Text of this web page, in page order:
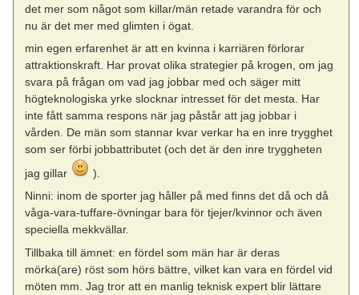
det mer som något som killar/män retade varandra för och
nu är det mer med glimten i ögat.
min egen erfarenhet är att en kvinna i karriären förlorar
attraktionskraft. Har provat olika strategier på krogen, om jag
svara på frågan om vad jag jobbar med och säger mitt
högteknologiska yrke slocknar intresset för det mesta. Har
inte fått samma respons när jag påstår att jag jobbar i
vården. De män som stannar kvar verkar ha en inre trygghet
som ser förbi jobbattributet (och det är den inre tryggheten
jag gillar
).
Ninni: inom de sporter jag håller på med finns det då och då
våga-vara-tuffare-övningar bara för tjejer/kvinnor och även
speciella mekkvällar.
Tillbaka till ämnet: en fördel som män har är deras
mörka(are) röst som hörs bättre, vilket kan vara en fördel vid
möten mm. Jag tror att en manlig teknisk expert blir lättare